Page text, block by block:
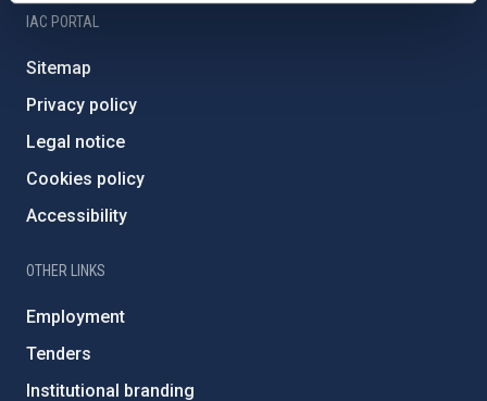
IAC PORTAL
Sitemap
Privacy policy
Legal notice
Cookies policy
Accessibility
OTHER LINKS
Employment
Tenders
Institutional branding